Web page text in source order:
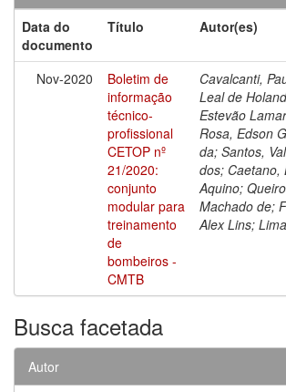
Data do
documento
Título Autor(es)
Nov-2020
Boletim de
informação
técnico-
profissional
CETOP nº
21/2020:
conjunto
modular para
treinamento
de
bombeiros -
CMTB
Cavalcanti,
Leal de
Estevão
Rosa, Edson
da; Santos,
dos; Caetano,
Aquino;
Machado de;
Alex Lins;
Busca facetada
Autor